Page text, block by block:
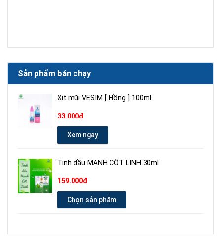
Sản phẩm bán chạy
Xịt mũi VESIM [ Hồng ] 100ml
33.000đ
Xem ngay
Tinh dầu MẠNH CỐT LINH 30ml
159.000đ
Chọn sản phẩm